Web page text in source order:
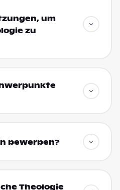
um
zu
bewerben?
Theologie